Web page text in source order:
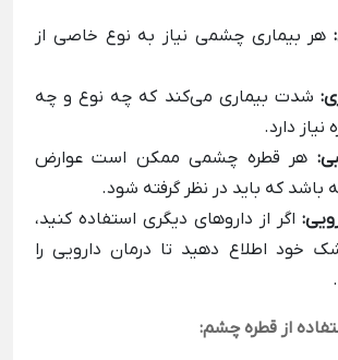
هر بیماری چشمی نیاز به نوع خاصی از
شدت بیماری می‌کند که چه نوع و چه
نیاز دارد.
هر قطره چشمی ممکن است عوارض
باشد که باید در نظر گرفته شود.
اگر از داروهای دیگری استفاده کنید،
خود اطلاع دهید تا درمان دارویی را
از قطره چشم: